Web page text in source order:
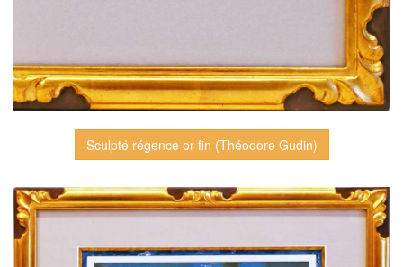
Sculpté régence or fin (Théodore Gudin)